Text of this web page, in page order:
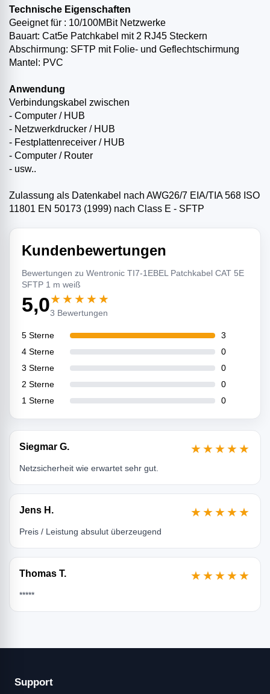
Technische Eigenschaften
Geeignet für : 10/100MBit Netzwerke
Bauart: Cat5e Patchkabel mit 2 RJ45 Steckern
Abschirmung: SFTP mit Folie- und Geflechtschirmung
Mantel: PVC
Anwendung
Verbindungskabel zwischen
- Computer / HUB
- Netzwerkdrucker / HUB
- Festplattenreceiver / HUB
- Computer / Router
- usw..
Zulassung als Datenkabel nach AWG26/7 EIA/TIA 568 ISO
11801 EN 50173 (1999) nach Class E - SFTP
Kundenbewertungen
Bewertungen zu Wentronic TI7-1EBEL Patchkabel CAT 5E
SFTP 1 m weiß
5,0★★★★★
3 Bewertungen
5 Sterne
3
4 Sterne
0
3 Sterne
0
2 Sterne
0
1 Sterne
0
Siegmar G. ★★★★★
Netzsicherheit wie erwartet sehr gut.
Jens H. ★★★★★
Preis / Leistung absulut überzeugend
Thomas T. ★★★★★
*****
Support